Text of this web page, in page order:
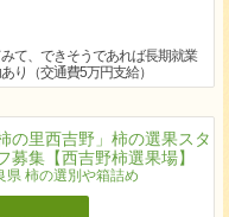
て、できそうであれば長期就業
り（交通費5万円支給）
柿の里西吉野」柿の選果スタ
募集【西吉野柿選果場】
県 柿の選別や箱詰め